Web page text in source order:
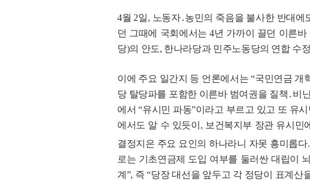
4월 2일, 노동자․농민의 죽음을 불사한 반대
던 그때에 국회에서는 4년 가까이 끌던 이른
당)의 안도, 한나라당과 민주노동당의 연합 수
이에 주요 일간지 등 언론에서는 “국민연금 개
당 탈당파를 포함한 이른바 범여권을 질책․비
에서 “유시민 파동”이라고 부르고 있고 또 유
에서도 알 수 있듯이, 보건복지부 장관 유시민
결정지은 주요 요인의 하나라니 자못 흥미롭다.
로는 기초연금제 도입 여부를 둘러싼 대립이
계”, 즉 “당장 대선을 앞두고 각 정당이 표계산